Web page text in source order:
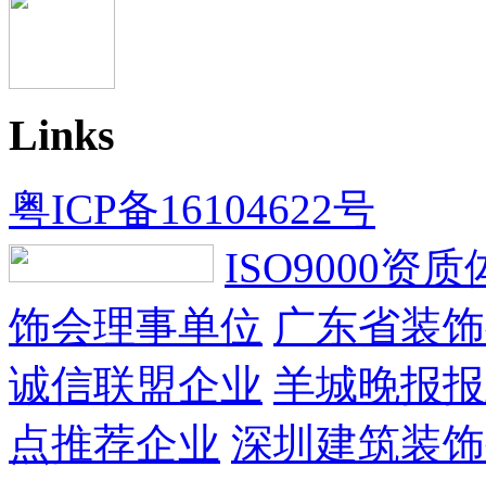
Links
粤ICP备16104622号
ISO9000资质
饰会理事单位 广东省装
诚信联盟企业 羊城晚报
点推荐企业 深圳建筑装